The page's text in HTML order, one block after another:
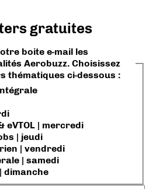
gratuites
boite e-mail les
Aerobuzz. Choisissez
thématiques ci-dessous :
eVTOL | mercredi
| jeudi
| vendredi
| samedi
dimanche